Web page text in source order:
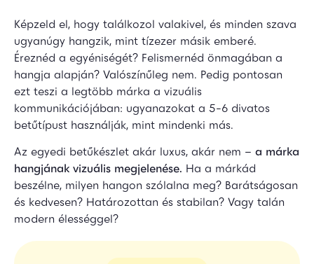
Képzeld el, hogy találkozol valakivel, és minden szava
ugyanúgy hangzik, mint tízezer másik emberé.
Éreznéd a egyéniségét? Felismernéd önmagában a
hangja alapján? Valószínűleg nem. Pedig pontosan
ezt teszi a legtöbb márka a vizuális
kommunikációjában: ugyanazokat a 5-6 divatos
betűtípust használják, mint mindenki más.
Az egyedi betűkészlet akár luxus, akár nem – a márka
hangjának vizuális megjelenése. Ha a márkád
beszélne, milyen hangon szólalna meg? Barátságosan
és kedvesen? Határozottan és stabilan? Vagy talán
modern élességgel?